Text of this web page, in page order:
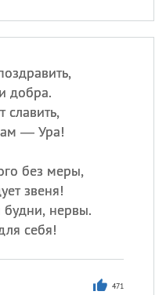
добра.
славить,
— Ура!
без меры,
звеня!
будни, нервы.
себя!
471
значение